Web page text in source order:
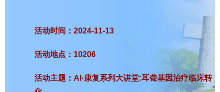
活动时间：2024-11-13
活动地点：10206
活动主题：AI·康复系列大讲堂:耳聋基因治疗临床转